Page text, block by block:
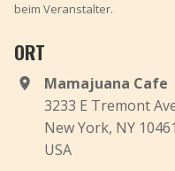
beim Veranstalter.
ORT
Mamajuana Cafe
3233 E Tremont
New York, NY 10461
USA